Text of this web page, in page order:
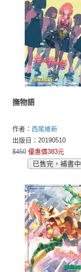
撫物語
作者： 西尾維新
出版日：20190510
$450 優惠價383元
已售完，補書中